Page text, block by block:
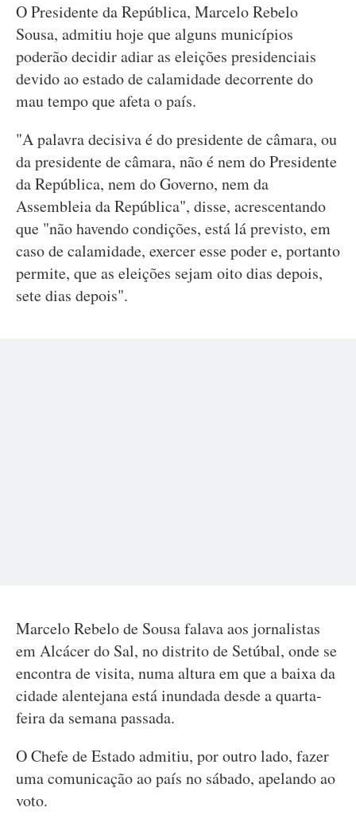
O Presidente da República, Marcelo Rebelo
Sousa, admitiu hoje que alguns municípios
poderão decidir adiar as eleições presidenciais
devido ao estado de calamidade decorrente do
mau tempo que afeta o país.
"A palavra decisiva é do presidente de câmara, ou
da presidente de câmara, não é nem do Presidente
da República, nem do Governo, nem da
Assembleia da República", disse, acrescentando
que "não havendo condições, está lá previsto, em
caso de calamidade, exercer esse poder e, portanto
permite, que as eleições sejam oito dias depois,
sete dias depois".
Marcelo Rebelo de Sousa falava aos jornalistas
em Alcácer do Sal, no distrito de Setúbal, onde se
encontra de visita, numa altura em que a baixa da
cidade alentejana está inundada desde a quarta-
feira da semana passada.
O Chefe de Estado admitiu, por outro lado, fazer
uma comunicação ao país no sábado, apelando ao
voto.